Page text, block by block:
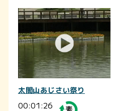
太閤山あじさい祭り
00:01:26